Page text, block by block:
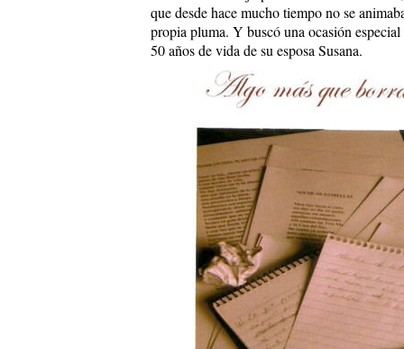
que desde hace mucho tiempo no se
propia pluma. Y buscó una ocasión
50 años de vida de su esposa Susana.